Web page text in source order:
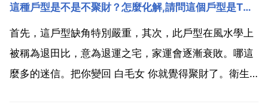
枚，葉狀，長於花序 長側枝聚繖花序簡單，少數為復
出，具3 9個輻射枝，輻射枝長短不...
這種戶型是不是不聚財？怎麼化解,請問這個戶型是T字型嗎？如果是，風水上怎麼化解
首先，這戶型缺角特別嚴重，其次，此戶型在風水學上
被稱為退田比，意為退運之宅，家運會逐漸衰敗。哪這
麼多的迷信。把你變回 白毛女 你就覺得聚財了。衛生